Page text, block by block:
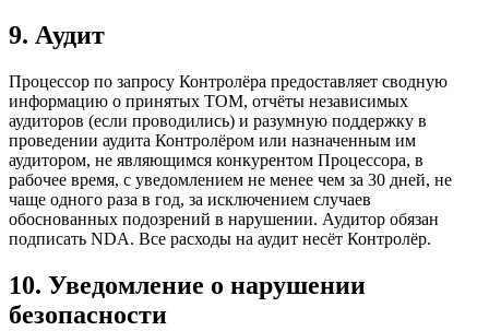
9. Аудит
Процессор по запросу Контролёра предоставляет сводную
информацию о принятых TOM, отчёты независимых
аудиторов (если проводились) и разумную поддержку в
проведении аудита Контролёром или назначенным им
аудитором, не являющимся конкурентом Процессора, в
рабочее время, с уведомлением не менее чем за 30 дней, не
чаще одного раза в год, за исключением случаев
обоснованных подозрений в нарушении. Аудитор обязан
подписать NDA. Все расходы на аудит несёт Контролёр.
10. Уведомление о нарушении
безопасности